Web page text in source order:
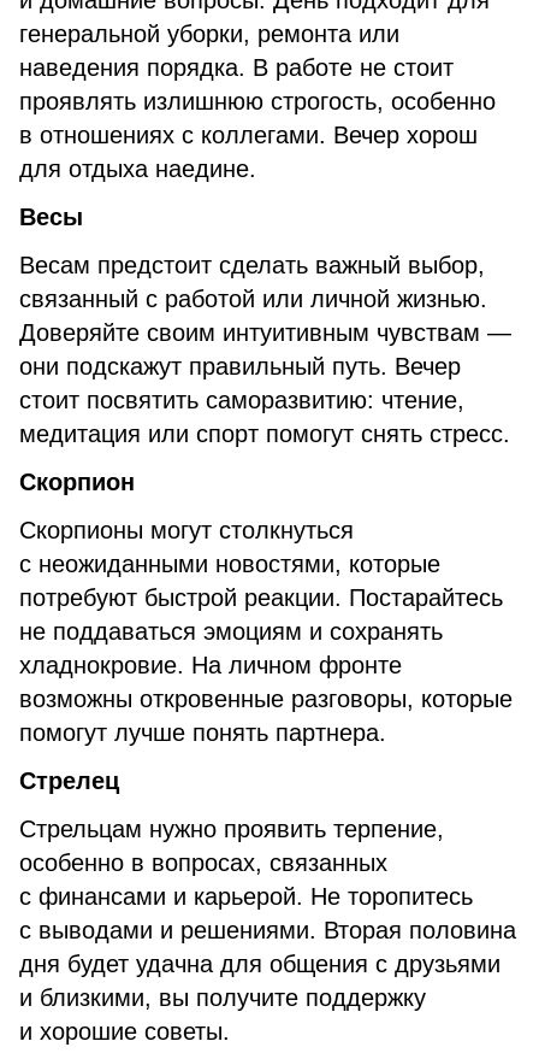
генеральной уборки, ремонта или
наведения порядка. В работе не стоит
проявлять излишнюю строгость, особенно
в отношениях с коллегами. Вечер хорош
для отдыха наедине.
Весы
Весам предстоит сделать важный выбор,
связанный с работой или личной жизнью.
Доверяйте своим интуитивным чувствам —
они подскажут правильный путь. Вечер
стоит посвятить саморазвитию: чтение,
медитация или спорт помогут снять стресс.
Скорпион
Скорпионы могут столкнуться
с неожиданными новостями, которые
потребуют быстрой реакции. Постарайтесь
не поддаваться эмоциям и сохранять
хладнокровие. На личном фронте
возможны откровенные разговоры, которые
помогут лучше понять партнера.
Стрелец
Стрельцам нужно проявить терпение,
особенно в вопросах, связанных
с финансами и карьерой. Не торопитесь
с выводами и решениями. Вторая половина
дня будет удачна для общения с друзьями
и близкими, вы получите поддержку
и хорошие советы.